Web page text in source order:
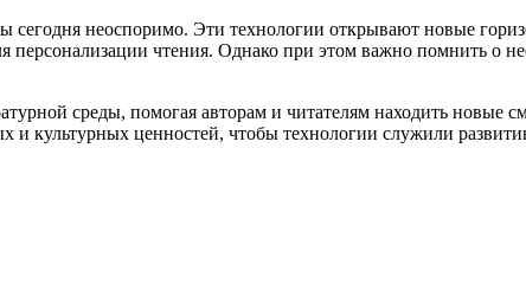
сегодня неоспоримо. Эти технологии открывают новые
чтения. Однако при этом важно помнить о
среды, помогая авторам и читателям находить новые
культурных ценностей, чтобы технологии служили